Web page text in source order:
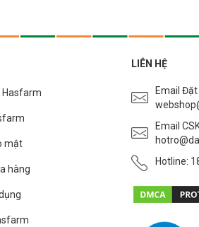
Hasfarm
mật
hàng
LIÊN HỆ
Email Đặt
Email
Hotline: